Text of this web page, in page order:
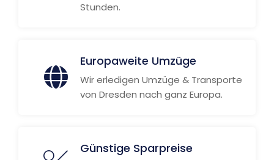
Stunden.
Europaweite Umzüge
Wir erledigen Umzüge & Transporte
von Dresden nach ganz Europa.
Günstige Sparpreise